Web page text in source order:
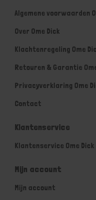
Algemene voorwaarden
Over Ome Dick
Klachtenregeling Ome
Retouren & Garantie
Privacyverklaring Ome
Contact
Klantenservice
Klantenservice Ome Dick
Mijn account
Mijn account